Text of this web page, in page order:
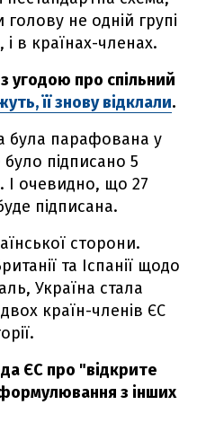
не одній групі
і в країнах-членах.
угодою про спільний
її знову відклали.
була парафована у
було підписано 5
І очевидно, що 27
підписана.
сторони.
та Іспанії щодо
Україна стала
країн-членів ЄС
ЄС про "відкрите
з інших